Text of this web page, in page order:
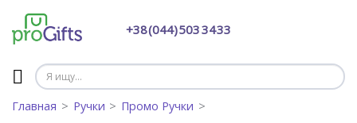
+38 (044) 503 34 33
Главная Ручки Промо Ручки